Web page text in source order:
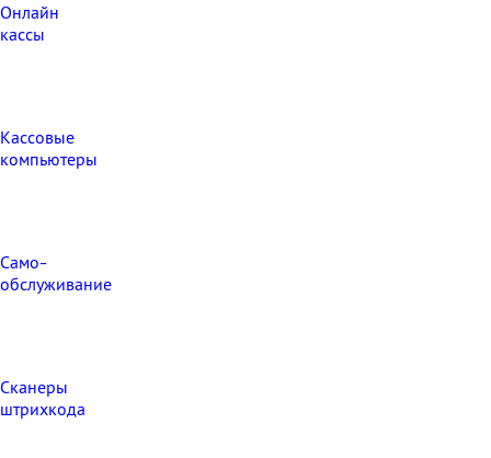
Онлайн
кассы
Кассовые
компьютеры
Само-
обслуживание
Сканеры
штрихкода